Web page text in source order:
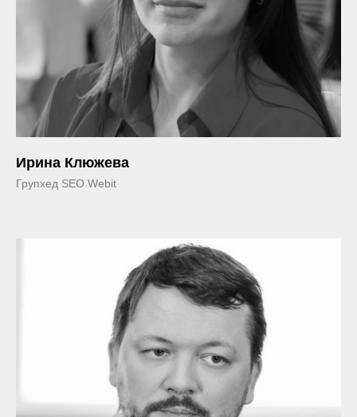
Ирина Клюжева
Групхед SEO Webit